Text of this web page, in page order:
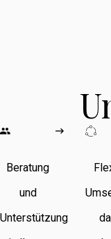
Beratung
und
Unterstützung